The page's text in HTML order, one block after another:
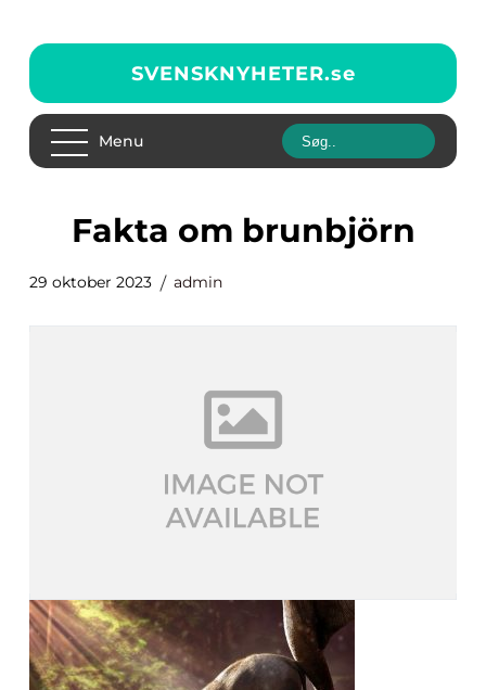
SVENSKNYHETER.se
Menu
fakta om brunbjörn
29 oktober 2023 admin